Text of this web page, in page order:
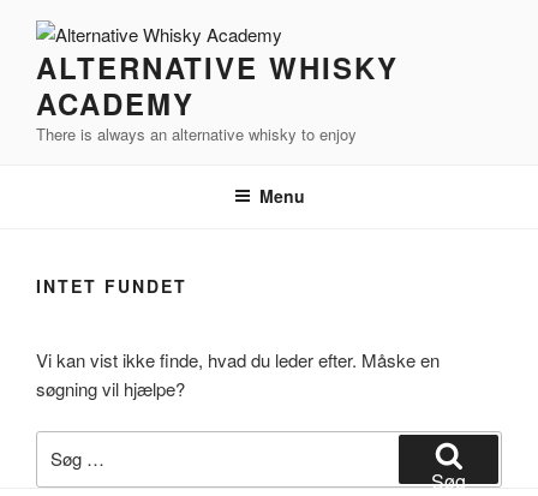
indholdALTERNATIVE WHISKY
ACADEMY
There is always an alternative whisky to enjoy
Menu
INTET FUNDET
Vi kan vist ikke finde, hvad du leder efter. Måske en
søgning vil hjælpe?
efter:
Søg